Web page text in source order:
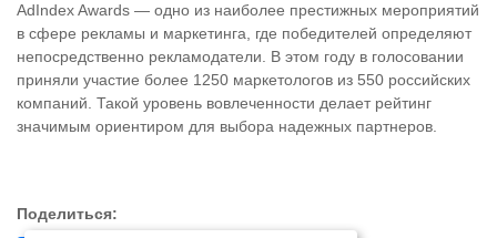
AdIndex Awards — одно из наиболее престижных мероприятий
в сфере рекламы и маркетинга, где победителей определяют
непосредственно рекламодатели. В этом году в голосовании
приняли участие более 1250 маркетологов из 550 российских
компаний. Такой уровень вовлеченности делает рейтинг
значимым ориентиром для выбора надежных партнеров.
Поделиться: